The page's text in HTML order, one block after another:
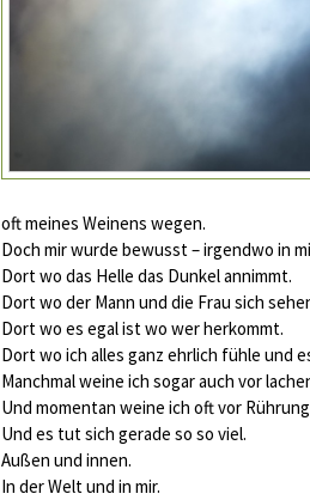
oft meines Weinens wegen.
Doch mir wurde bewusst – irgendwo in
Dort wo das Helle das Dunkel annimmt.
Dort wo der Mann und die Frau sich
Dort wo es egal ist wo wer herkommt.
Dort wo ich alles ganz ehrlich fühle und
Manchmal weine ich sogar auch vor
Und momentan weine ich oft vor
Und es tut sich gerade so so viel.
Außen und innen.
In der Welt und in mir.